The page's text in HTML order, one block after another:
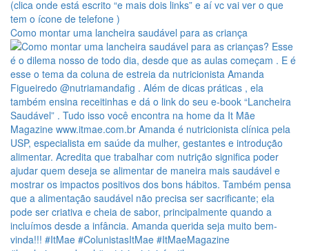
Como montar uma lancheira saudável para as criança